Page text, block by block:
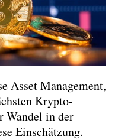
Asset Management,
Krypto-
Wandel in der
Einschätzung.